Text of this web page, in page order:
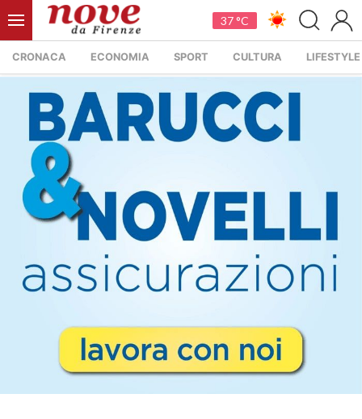
37 °C
CRONACA ECONOMIA SPORT CULTURA LIFESTYLE